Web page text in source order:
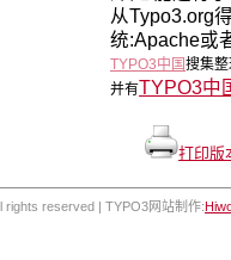
从Typo3.org
统:Apache或
TYPO3中国搜集
并有TYPO3中
打印版
rights reserved | TYPO3网站制作: